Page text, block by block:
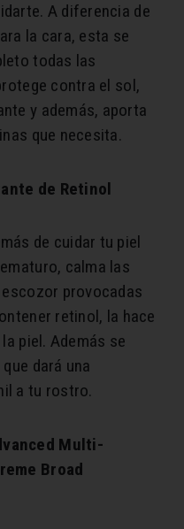
A diferencia de
la cara, esta se
todas las
contra el sol,
y además, aporta
que necesita.
de Retinol
de cuidar tu piel
calma las
provocadas
retinol, la hace
piel. Además se
dará una
a tu rostro.
Multi-
Broad